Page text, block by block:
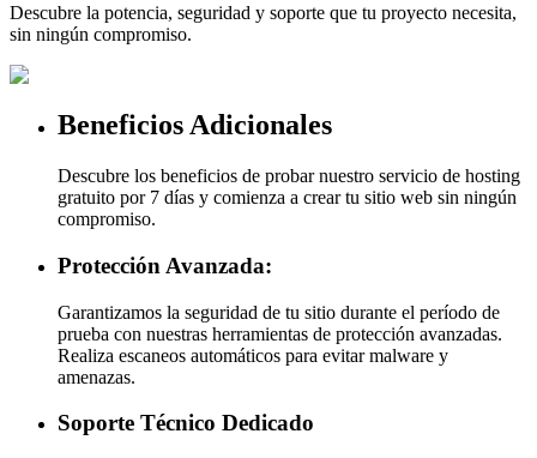
Descubre la potencia, seguridad y soporte que tu proyecto necesita,
sin ningún compromiso.
Beneficios Adicionales
Descubre los beneficios de probar nuestro servicio de hosting
gratuito por 7 días y comienza a crear tu sitio web sin ningún
compromiso.
Protección Avanzada:
Garantizamos la seguridad de tu sitio durante el período de
prueba con nuestras herramientas de protección avanzadas.
Realiza escaneos automáticos para evitar malware y
amenazas.
Soporte Técnico Dedicado